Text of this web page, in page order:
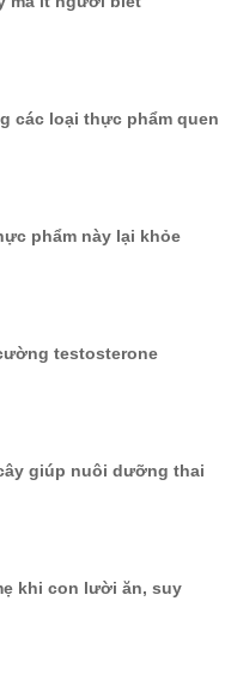
các loại thực phẩm quen
phẩm này lại khỏe
testosterone
giúp nuôi dưỡng thai
khi con lười ăn, suy